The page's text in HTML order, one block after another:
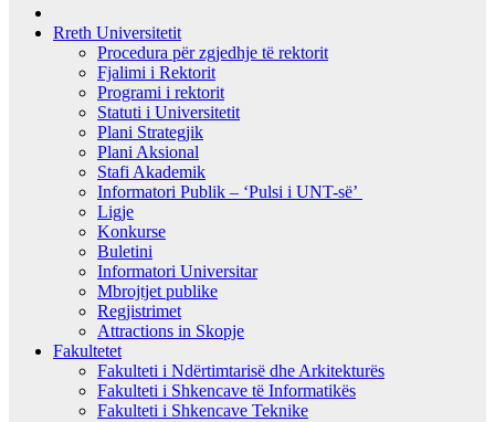
Rreth Universitetit
Procedura për zgjedhje të rektorit
Fjalimi i Rektorit
Programi i rektorit
Statuti i Universitetit
Plani Strategjik
Plani Aksional
Stafi Akademik
Informatori Publik – ‘Pulsi i UNT-së’
Ligje
Konkurse
Buletini
Informatori Universitar
Mbrojtjet publike
Regjistrimet
Attractions in Skopje
Fakultetet
Fakulteti i Ndërtimtarisë dhe Arkitekturës
Fakulteti i Shkencave të Informatikës
Fakulteti i Shkencave Teknike